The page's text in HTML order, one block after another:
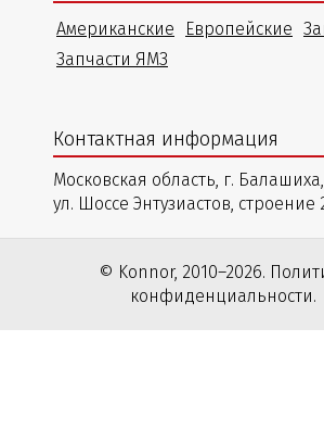
Американские Европейские
Запчасти ЯМЗ
Контактная информация
Московская область, г. Балашиха,
ул. Шоссе Энтузиастов, строение
© Konnor, 2010–2026.
конфиденциальности.